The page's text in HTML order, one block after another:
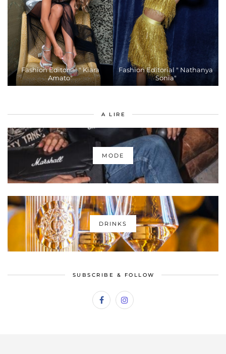
Fashion Editorial " Kiara
Amato"
Fashion Editorial " Nathanya
Sonia"
A LIRE
MODE
DRINKS
SUBSCRIBE & FOLLOW